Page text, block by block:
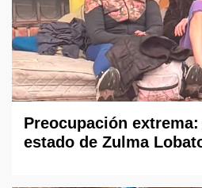
Preocupación
estado de Zulma